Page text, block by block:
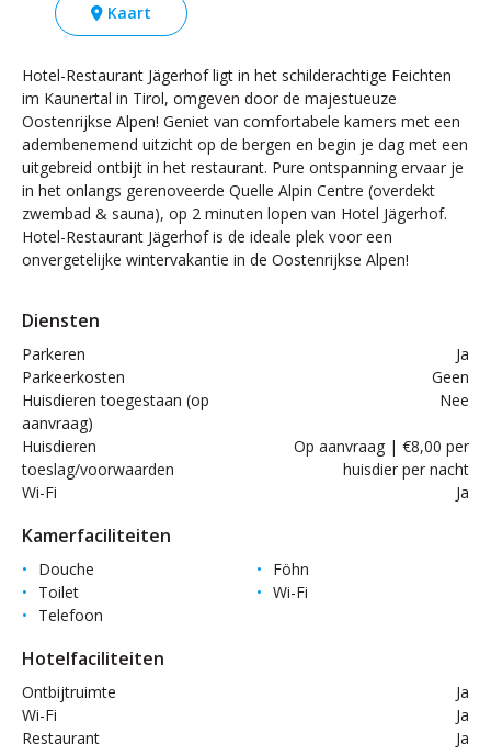
Kaart
Hotel-Restaurant Jägerhof ligt in het schilderachtige Feichten
im Kaunertal in Tirol, omgeven door de majestueuze
Oostenrijkse Alpen! Geniet van comfortabele kamers met een
adembenemend uitzicht op de bergen en begin je dag met een
uitgebreid ontbijt in het restaurant. Pure ontspanning ervaar je
in het onlangs gerenoveerde Quelle Alpin Centre (overdekt
zwembad & sauna), op 2 minuten lopen van Hotel Jägerhof.
Hotel-Restaurant Jägerhof is de ideale plek voor een
onvergetelijke wintervakantie in de Oostenrijkse Alpen!
Diensten
Parkeren
Ja
Parkeerkosten
Geen
Huisdieren toegestaan (op
aanvraag)
Nee
Huisdieren
toeslag/voorwaarden
Op aanvraag | €8,00 per
huisdier per nacht
Wi-Fi
Ja
Kamerfaciliteiten
Douche
Föhn
Toilet
Wi-Fi
Telefoon
Hotelfaciliteiten
Ontbijtruimte
Ja
Wi-Fi
Ja
Restaurant
Ja